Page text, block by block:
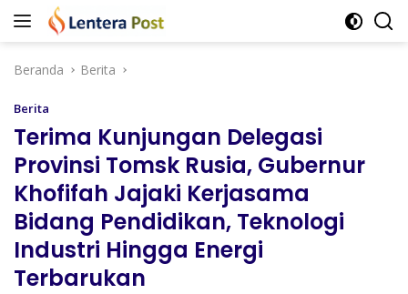
Langsung
Beranda
Berita
Berita
Terima Kunjungan Delegasi
Provinsi Tomsk Rusia, Gubernur
Khofifah Jajaki Kerjasama
Bidang Pendidikan, Teknologi
Industri Hingga Energi
Terbarukan